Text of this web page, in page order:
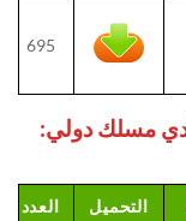
695
التحميل العدد